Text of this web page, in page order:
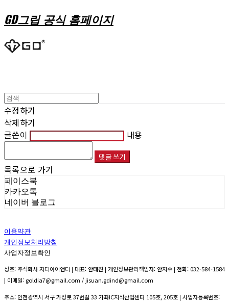
GD그립 공식 홈페이지
수정하기
삭제하기
글쓴이
내용
댓글 쓰기
목록으로 가기
페이스북
카카오톡
네이버 블로그
이용약관
개인정보처리방침
사업자정보확인
상호: 주식회사 지디아이앤디 | 대표: 안태진 | 개인정보관리책임자: 안지수 | 전화: 032-584-1584
| 이메일: goldia7@gmail.com / jisuan.gdind@gmail.com
주소: 인천광역시 서구 가정로 37번길 33 가좌IC지식산업센터 105호, 205호 | 사업자등록번호: